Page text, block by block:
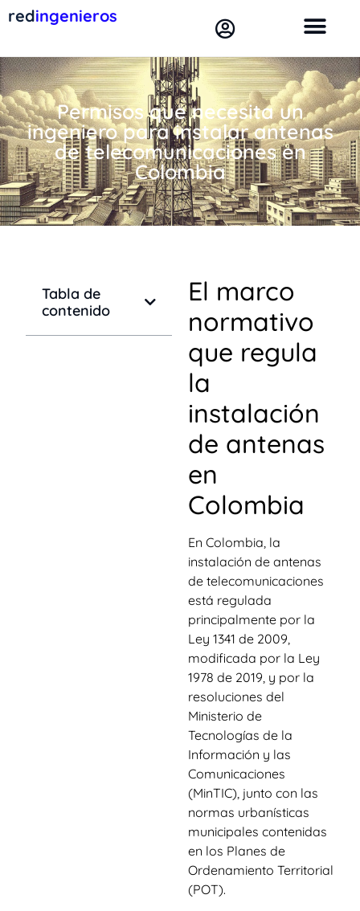
redingenieros
Permisos que necesita un
ingeniero para instalar antenas
de telecomunicaciones en
Colombia
Tabla de
contenido
El marco
normativo
que regula
la
instalación
de antenas
en
Colombia
En Colombia, la
instalación de antenas
de telecomunicaciones
está regulada
principalmente por la
Ley 1341 de 2009,
modificada por la Ley
1978 de 2019, y por la
resoluciones del
Ministerio de
Tecnologías de la
Información y las
Comunicaciones
(MinTIC), junto con las
normas urbanísticas
municipales contenidas
en los Planes de
Ordenamiento Territorial
(POT).